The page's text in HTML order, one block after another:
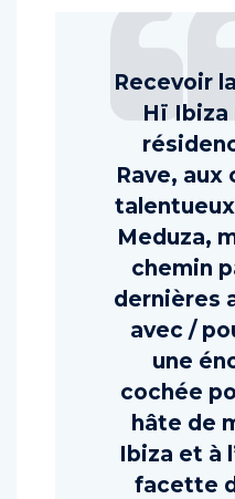
Recevoir
Hï
Rave, aux
Meduza,
chemin
dernières
avec /
une
cochée
hâte de
Ibiza et à
facette